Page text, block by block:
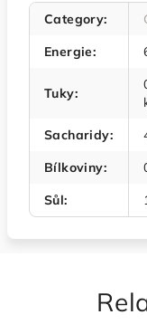
Category:
Energie:
Tuky:
Sacharidy:
Bílkoviny:
Sůl: